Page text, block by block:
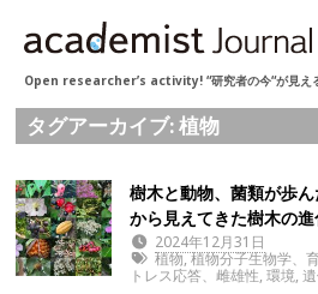
Open researcher’s activity! “研究者の今“が見え
タグアーカイブ: 植物
樹木と動物、菌類が歩
から見えてきた樹木の
2024年12月31日
植物,植物分子生物学、
トレス応答、雌雄性,環境,